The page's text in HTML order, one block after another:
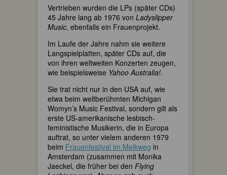
Vertrieben wurden die LPs (später CDs)
45 Jahre lang ab 1976 von Ladyslipper
Music, ebenfalls ein Frauenprojekt.
Im Laufe der Jahre nahm sie weitere
Langspielplatten, später CDs auf, die
von ihren weltweiten Konzerten zeugen,
wie beispielsweise Yahoo Australia!.
Sie trat nicht nur in den USA auf, wie
etwa beim weltberühmten Michigan
Womyn’s Music Festival, sondern gilt als
erste US-amerikanische lesbisch-
feministische Musikerin, die in Europa
auftrat, so unter vielem anderen 1979
beim Frauenfestival im Melkweg in
Amsterdam (zusammen mit Monika
Jaeckel, die früher bei den Flying